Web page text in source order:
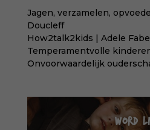
Jagen, verzamelen,
Doucleff
How2talk2kids | Adele
Temperamentvolle
Onvoorwaardelijk
WORD